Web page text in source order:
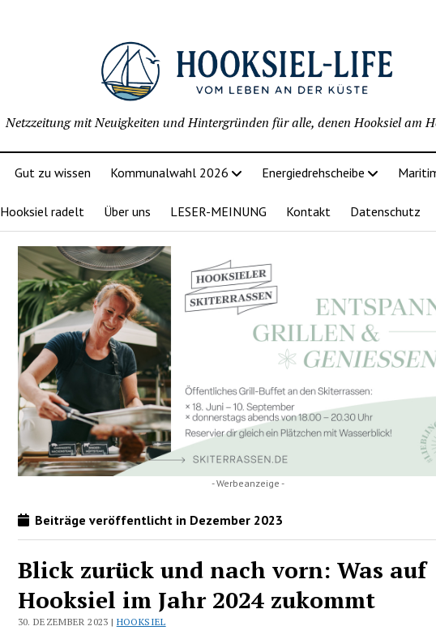
Netzzeitung mit Neuigkeiten und Hintergründen für alle, denen Hooksiel am
Gut zu wissen Kommunalwahl 2026 Energiedrehscheibe
Hooksiel radelt Über uns LESER-MEINUNG Kontakt Datenschutz
- Werbeanzeige -
Beiträge veröffentlicht in Dezember 2023
Blick zurück und nach vorn: Was auf
Hooksiel im Jahr 2024 zukommt
30. DEZEMBER 2023 | HOOKSIEL